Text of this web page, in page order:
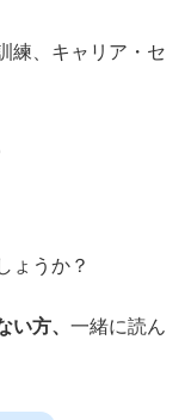
練、キャリア・セ
ょうか？
い方、 一緒に読ん